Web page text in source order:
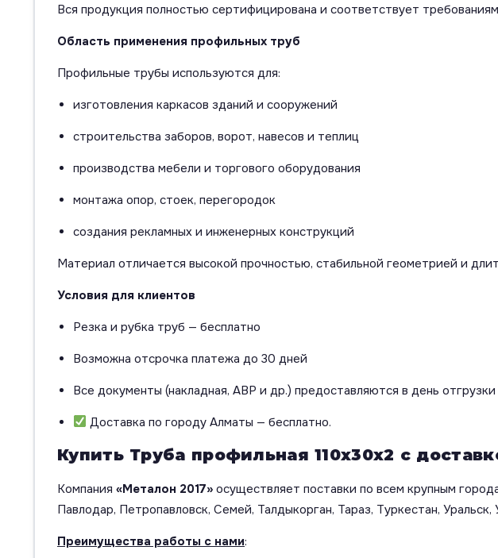
Вся продукция полностью сертифицирована и соответствует
Область применения профильных труб
Профильные трубы используются для:
изготовления каркасов зданий и сооружений
строительства заборов, ворот, навесов и теплиц
производства мебели и торгового оборудования
монтажа опор, стоек, перегородок
создания рекламных и инженерных конструкций
Материал отличается высокой прочностью, стабильной геометрией и
Условия для клиентов
Резка и рубка труб — бесплатно
Возможна отсрочка платежа до 30 дней
Все документы (накладная, АВР и др.) предоставляются в день отгрузки
Доставка по городу Алматы — бесплатно.
Купить Труба профильная 110х30х2 с
Компания «Металон 2017» осуществляет поставки по всем крупным
Павлодар, Петропавловск, Семей, Талдыкорган, Тараз, Туркестан, Уральск,
Преимущества работы с нами: